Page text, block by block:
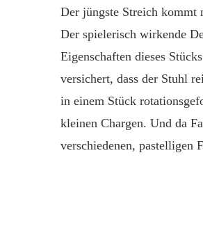
Der jüngste Streich kommt
Der spielerisch wirkende
Eigenschaften dieses
versichert, dass der Stuhl
in einem Stück
kleinen Chargen. Und da
verschiedenen, pastelligen